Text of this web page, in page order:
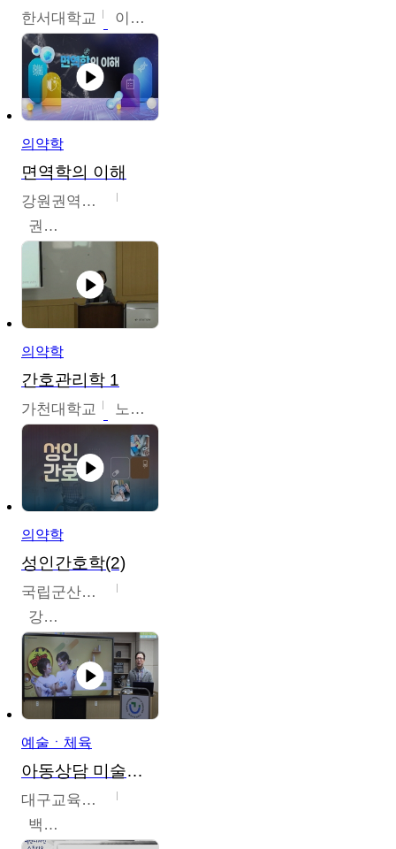
한서대학교 이태연
의약학
면역학의 이해
강원권역센터
권보인
의약학
간호관리학 1
가천대학교 노원정
의약학
성인간호학(2)
국립군산대학교
강경아
예술ㆍ체육
아동상담 미술치료
대구교육대학교
백중열